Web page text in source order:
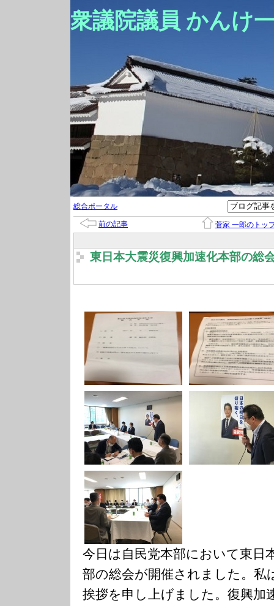
衆議院議員 かんけ
総合ポータル
前の記事 菅家 一郎のトッ
東日本大震災復興加速化本部の総
今日は自民党本部において東日
部の総会が開催されました。私
挨拶を申し上げました。復興加